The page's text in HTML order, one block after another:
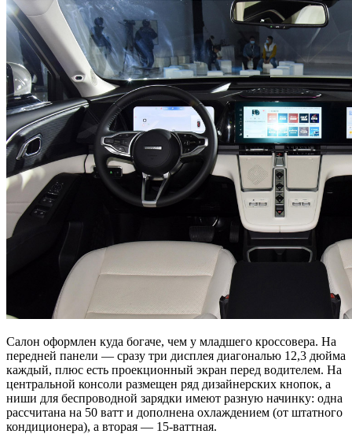
Салон оформлен куда богаче, чем у младшего кроссовера. На
передней панели — сразу три дисплея диагональю 12,3 дюйма
каждый, плюс есть проекционный экран перед водителем. На
центральной консоли размещен ряд дизайнерских кнопок, а
ниши для беспроводной зарядки имеют разную начинку: одна
рассчитана на 50 ватт и дополнена охлаждением (от штатного
кондиционера), а вторая — 15-ваттная.